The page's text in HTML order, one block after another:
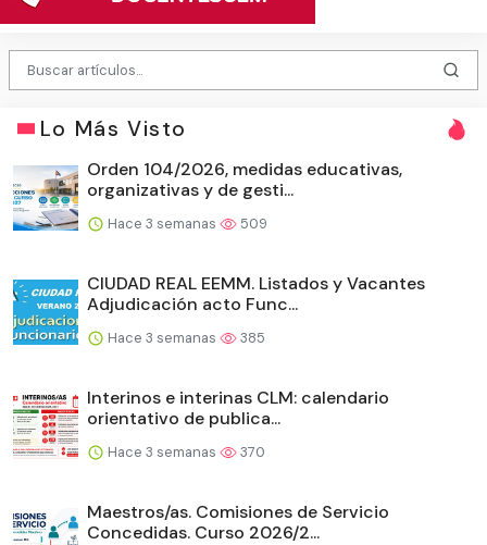
Lo Más Visto
Orden 104/2026, medidas educativas,
organizativas y de gesti...
Hace 3 semanas 509
CIUDAD REAL EEMM. Listados y Vacantes
Adjudicación acto Func...
Hace 3 semanas 385
Interinos e interinas CLM: calendario
orientativo de publica...
Hace 3 semanas 370
Maestros/as. Comisiones de Servicio
Concedidas. Curso 2026/2...